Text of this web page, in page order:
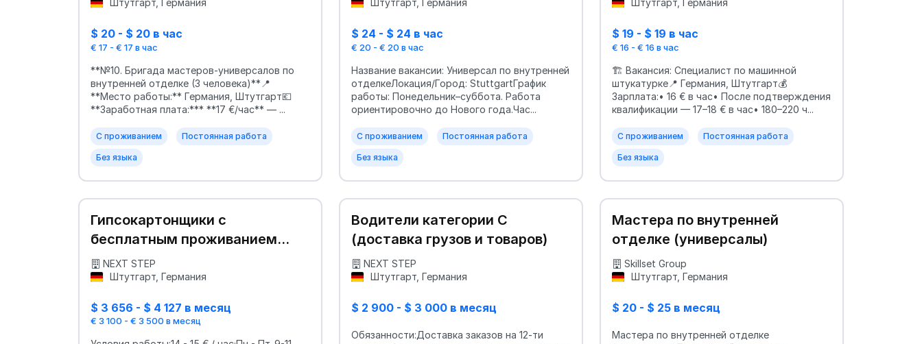
Штутгарт, Германия
$ 20 - $ 20 в час
€ 17 - € 17 в час
**№10. Бригада мастеров-универсалов по
внутренней отделке (3 человека)**📍
**Место работы:** Германия, Штутгарт💶
**Заработная плата:*** **17 €/час** — ...
С проживанием Постоянная работа
Без языка
Штутгарт, Германия
$ 24 - $ 24 в час
€ 20 - € 20 в час
Название вакансии: Универсал по внутренней
отделкеЛокация/Город: StuttgartГрафик
работы: Понедельник–суббота. Работа
ориентировочно до Нового года.Час...
С проживанием Постоянная работа
Без языка
Штутгарт, Германия
$ 19 - $ 19 в час
€ 16 - € 16 в час
🏗️ Вакансия: Специалист по машинной
штукатурке📍 Германия, Штутгарт💰
Зарплата:• 16 € в час• После подтверждения
квалификации — 17–18 € в час• 180–220 ч...
С проживанием Постоянная работа
Без языка
Гипсокартонщики с
бесплатным проживанием
(объекты по всей Германии)
NEXT STEP
Штутгарт, Германия
$ 3 656 - $ 4 127 в месяц
€ 3 100 - € 3 500 в месяц
Водители категории C
(доставка грузов и товаров)
NEXT STEP
Штутгарт, Германия
$ 2 900 - $ 3 000 в месяц
Обязанности:Доставка заказов на 12-ти
Мастера по внутренней
отделке (универсалы)
Skillset Group
Штутгарт, Германия
$ 20 - $ 25 в месяц
Мастера по внутренней отделке